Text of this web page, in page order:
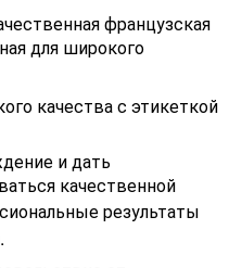
французская
для широкого
качества с этикеткой
и дать
качественной
результаты